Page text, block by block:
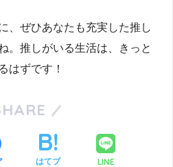
、ぜひあなたも充実した推し
。推しがいる生活は、きっと
はずです！
はてブ LINE